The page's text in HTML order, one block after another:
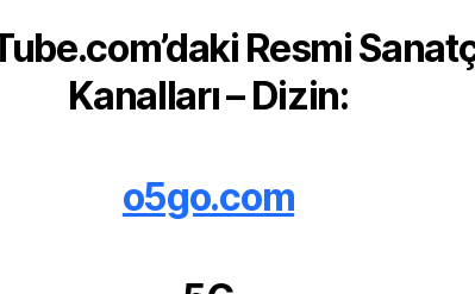
Resmi
Kanalları – Dizin:
o5go.com